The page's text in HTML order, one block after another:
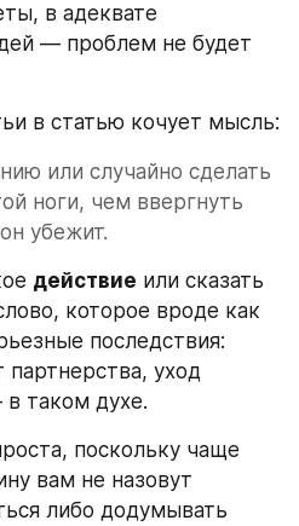
в адеквате
— проблем не будет
или случайно сделать
ноги, чем ввергнуть
убежит.
действие или сказать
которое вроде как
последствия:
партнерства, уход
таком духе.
поскольку чаще
вам не назовут
либо додумывать